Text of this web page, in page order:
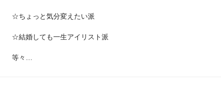
☆ちょっと気分変えたい派
☆結婚しても一生アイリスト派
等々…